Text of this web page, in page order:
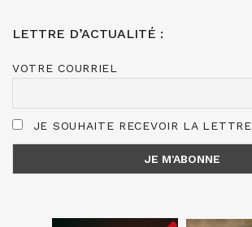
LETTRE D’ACTUALITÉ :
VOTRE COURRIEL
JE SOUHAITE RECEVOIR LA LETTRE